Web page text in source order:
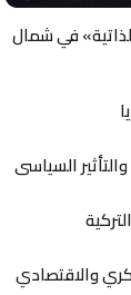
في شمال
السياسي
والاقتصادي